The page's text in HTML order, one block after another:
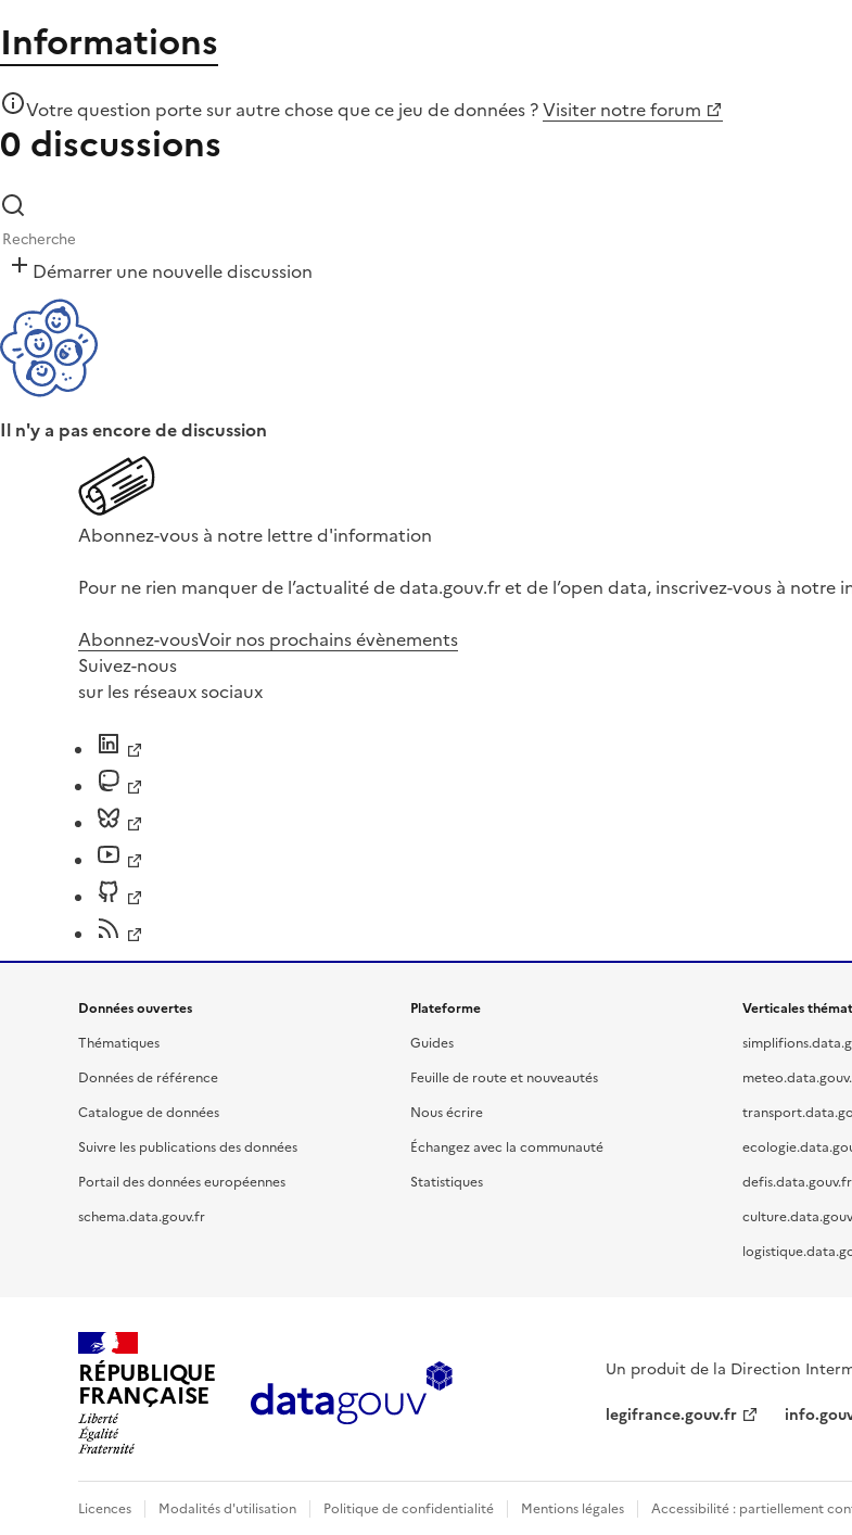
Informations
Votre question porte sur autre chose quece jeu de données ?Visiter notre forum
0 discussions
Démarrer une nouvelle discussion
Il n'y a pas encore de discussion
Abonnez-vous à notre lettre d'information
Pour ne rien manquer de l’actualité de data.gouv.fr et de l’open data, inscrivez-vous à notre
Abonnez-vousVoir nos prochains évènements
Suivez-nous
sur les réseaux sociaux
Données ouvertes
Thématiques
Données de référence
Catalogue de données
Suivre les publications des données
Portail des données européennes
schema.data.gouv.fr
Plateforme
Guides
Feuille de route et nouveautés
Nous écrire
Échangez avec la communauté
Statistiques
Verticales
defis.data.gouv.fr
RÉPUBLIQUE
FRANÇAISE
Un produit de la Direction
legifrance.gouv.fr
Licences Modalités d'utilisation Politique de confidentialité Mentions légales Accessibilité : partiellement